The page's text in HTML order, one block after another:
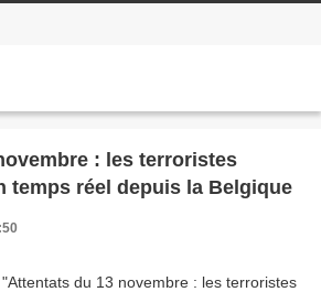
: les terroristes
temps réel depuis la Belgique